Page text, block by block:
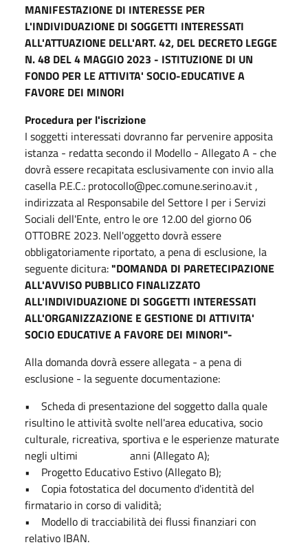
MANIFESTAZIONE DI INTERESSE PER
L'INDIVIDUAZIONE DI SOGGETTI INTERESSATI
ALL'ATTUAZIONE DELL'ART. 42, DEL DECRETO LEGGE
N. 48 DEL 4 MAGGIO 2023 - ISTITUZIONE DI UN
FONDO PER LE ATTIVITA' SOCIO-EDUCATIVE A
FAVORE DEI MINORI
Procedura per l'iscrizione
I soggetti interessati dovranno far pervenire apposita
istanza - redatta secondo il Modello - Allegato A - che
dovrà essere recapitata esclusivamente con invio alla
casella P.E.C.: ­protocollo@pec.comune.serino.av.it ,
indirizzata al Responsabile del Settore I per i Servizi
Sociali dell'Ente, entro le ore 12.00 del giorno 06
OTTOBRE 2023. Nell'oggetto dovrà essere
obbligatoriamente riportato, a pena di esclusione, la
seguente dicitura:"DOMANDA DI PARETECIPAZIONE
ALL'AVVISO PUBBLICO FINALIZZATO
ALL'INDIVIDUAZIONE DI SOGGETTI INTERESSATI
ALL'ORGANIZZAZIONE E GESTIONE DI ATTIVITA'
SOCIO­ EDUCATIVE A FAVORE DEI MINORI"-
Alla domanda dovrà essere allegata - a pena di
esclusione - la seguente documentazione:
•
Scheda di presentazione del soggetto dalla quale
risultino le attività svolte nell'area educativa, socio
culturale, ricreativa, sportiva e le esperienze maturate
negli ultimi anni (Allegato A);
• Progetto Educativo Estivo (Allegato B);
• Copia fotostatica del documento d'identità del
firmatario in corso di validità;
• Modello di tracciabilità dei flussi finanziari con
relativo IBAN.